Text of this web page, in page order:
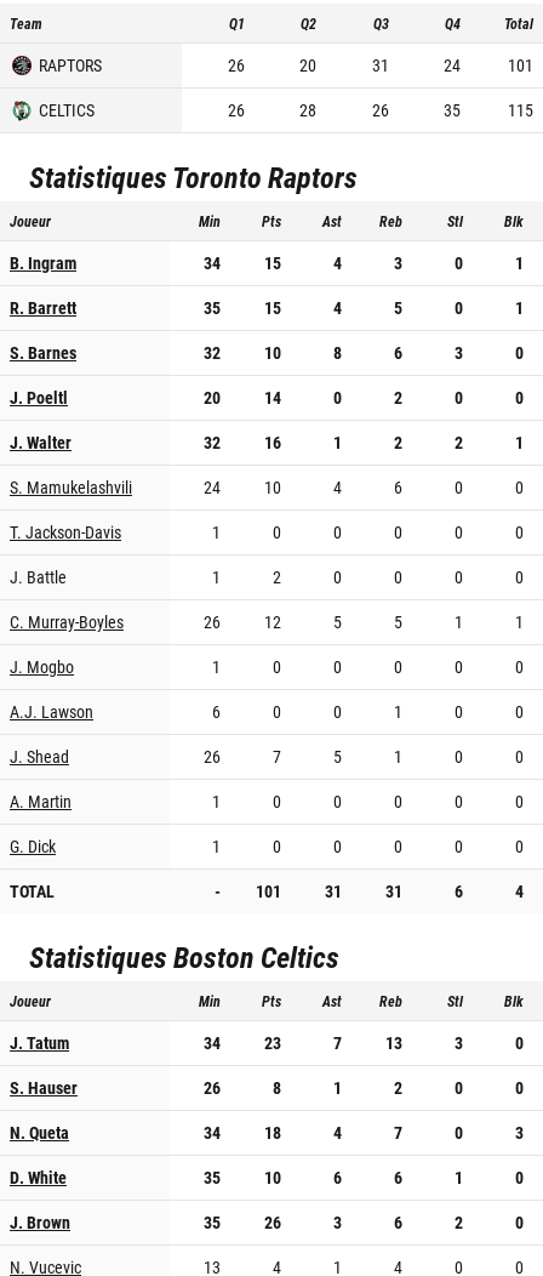
Team Q1 Q2 Q3 Q4 Total
RAPTORS 26 20 31 24
101
CELTICS
26 28 26 35 115
Statistiques Toronto Raptors
Joueur Min Pts Ast Reb Stl Blk
B. Ingram 34 15 4 3 0
1
R. Barrett
35 15 4 5 0
1
S. Barnes
32 10 8 6 3
0
J. Poeltl
20 14 0 2 0
0
J. Walter
32 16 1 2 2
1
S. Mamukelashvili
24 10 4 6 0
0
T. Jackson-Davis
1 0 0 0 0
0
J. Battle
1 2 0 0 0
0
C. Murray-Boyles
26 12 5 5 1
1
J. Mogbo
1 0 0 0 0
0
A.J. Lawson
6 0 0 1 0
0
J. Shead
26 7 5 1 0
0
A. Martin
1 0 0 0 0
0
G. Dick
1 0 0 0 0
0
TOTAL
- 101 31 31 6 4
StatistiquesBoston Celtics
Joueur Min Pts Ast Reb Stl Blk
J. Tatum 34 23 7 13 3
0
S. Hauser
26 8 1 2 0
0
N. Queta
34 18 4 7 0
3
D. White
35 10 6 6 1
0
J. Brown
35 26 3 6 2
0
N. Vucevic
13 4 1 4 0
0